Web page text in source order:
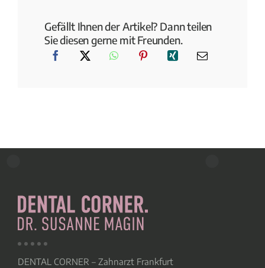
Gefällt Ihnen der Artikel? Dann teilen
Sie diesen gerne mit Freunden.
DENTAL CORNER – Zahnarzt Frankfurt